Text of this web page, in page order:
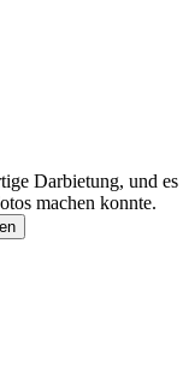
Darbietung, und es
machen konnte.